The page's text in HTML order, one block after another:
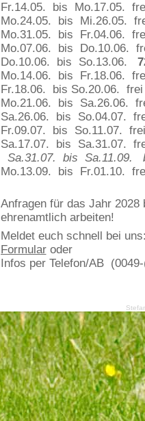
Fr.14.05. bis Mo.17.05.
Mo.24.05. bis Mi.26.05.
Mo.31.05. bis Fr.04.06.
Mo.07.06. bis Do.10.06.
Do.10.06. bis So.13.06.
Mo.14.06. bis Fr.18.06.
Fr.18.06. bis So.20.06.
Mo.21.06. bis Sa.26.06.
Sa.26.06. bis So.04.07.
Fr.09.07. bis So.11.07. frei
Sa.17.07. bis Sa.31.07.
Sa.31.07. bis Sa.11.09.
Mo.13.09. bis Fr.01.10.
Anfragen für das Jahr
ehrenamtlich arbeiten!
Meldet euch schnell bei
Formularoder
Infos per Telefon/AB